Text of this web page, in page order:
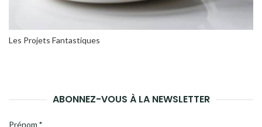
Les Projets Fantastiques
ABONNEZ-VOUS À LA NEWSLETTER
Prénom *